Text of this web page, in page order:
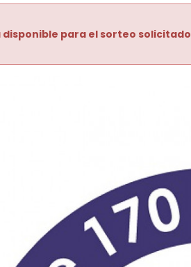
disponible para el sorteo solicitado